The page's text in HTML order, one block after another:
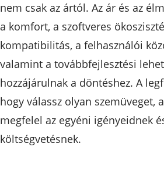
nem csak az ártól. Az ár és az
a komfort, a szoftveres
kompatibilitás, a felhasználói
valamint a továbbfejlesztési
hozzájárulnak a döntéshez. A
hogy válassz olyan szemüveget,
megfelel az egyéni igényeidnek
költségvetésnek.